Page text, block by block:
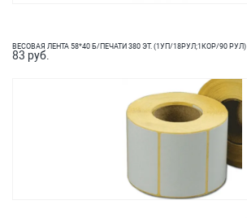
ВЕСОВАЯ ЛЕНТА 58*40 Б/ПЕЧАТИ 380 ЭТ. (1УП/18РУЛ;1КОР/90 РУЛ)
83 руб.